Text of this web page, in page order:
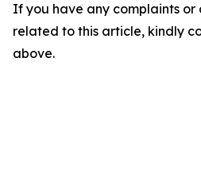
If you have any complaints or
related to this article, kindly
above.